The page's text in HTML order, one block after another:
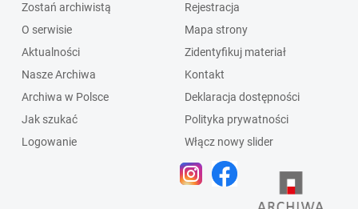
Zostań archiwistą
O serwisie
Aktualności
Nasze Archiwa
Archiwa w Polsce
Jak szukać
Logowanie
Rejestracja
Mapa strony
Zidentyfikuj materiał
Kontakt
Deklaracja dostępności
Polityka prywatności
Włącz nowy slider